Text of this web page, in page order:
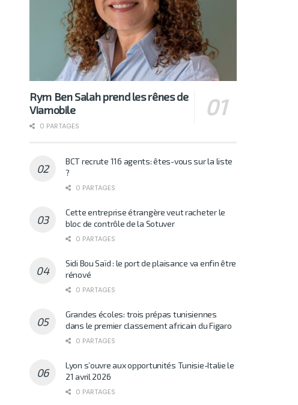
Rym Ben Salah prend les rênes de
Viamobile
0 PARTAGES
BCT recrute 116 agents: êtes-vous sur la liste
?
0 PARTAGES
Cette entreprise étrangère veut racheter le
bloc de contrôle de la Sotuver
0 PARTAGES
Sidi Bou Saïd : le port de plaisance va enfin être
rénové
0 PARTAGES
Grandes écoles: trois prépas tunisiennes
dans le premier classement africain du Figaro
0 PARTAGES
Lyon s’ouvre aux opportunités Tunisie-Italie le
21 avril 2026
0 PARTAGES